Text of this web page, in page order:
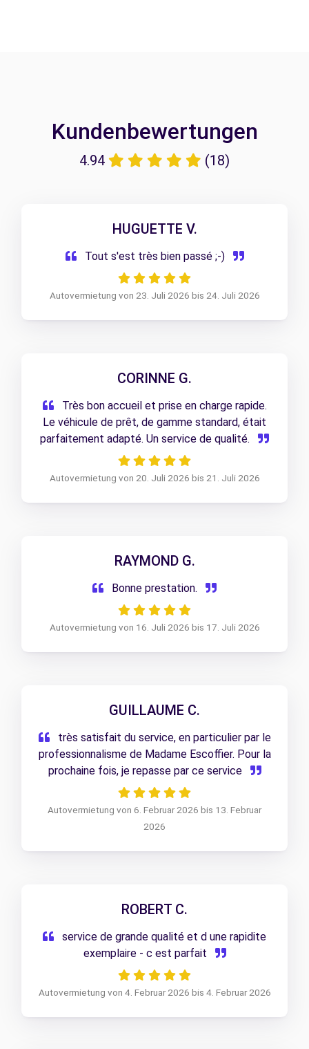
Kundenbewertungen
4.94 (18)
HUGUETTE V.
Tout s'est très bien passé ;-)
Autovermietung von 23. Juli 2026 bis 24. Juli 2026
CORINNE G.
Très bon accueil et prise en charge rapide.
Le véhicule de prêt, de gamme standard, était
parfaitement adapté. Un service de qualité.
Autovermietung von 20. Juli 2026 bis 21. Juli 2026
RAYMOND G.
Bonne prestation.
Autovermietung von 16. Juli 2026 bis 17. Juli 2026
GUILLAUME C.
très satisfait du service, en particulier par le
professionnalisme de Madame Escoffier. Pour la
prochaine fois, je repasse par ce service
Autovermietung von 6. Februar 2026 bis 13. Februar
2026
ROBERT C.
service de grande qualité et d une rapidite
exemplaire - c est parfait
Autovermietung von 4. Februar 2026 bis 4. Februar 2026